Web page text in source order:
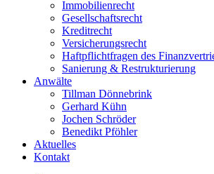
Immobilienrecht
Gesellschaftsrecht
Kreditrecht
Versicherungsrecht
Haftpflichtfragen des
Sanierung & Restrukturierung
Anwälte
Tillman Dönnebrink
Gerhard Kühn
Jochen Schröder
Benedikt Pföhler
Aktuelles
Kontakt